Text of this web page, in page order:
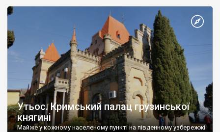
Утьос. Кримський палац грузинської
княгині
Майже у кожному населеному пункті на південному узбережжі